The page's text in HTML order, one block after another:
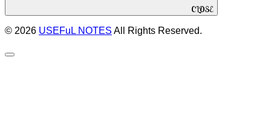
CLOSE
© 2026 USEFuL NOTES All Rights Reserved.